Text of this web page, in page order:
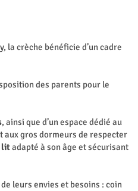
la crèche bénéficie d’un cadre
des parents pour le
, ainsi que d’un espace dédié au
aux gros dormeurs de respecter
litadapté à son âge et sécurisant
leurs envies et besoins : coin